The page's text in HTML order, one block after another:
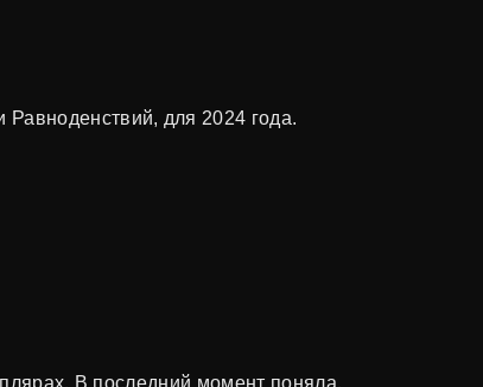
для 2024 года.
В последний момент поняла,